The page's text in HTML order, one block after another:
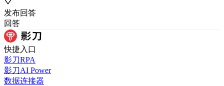
发布回答
回答
快捷入口
影刀RPA
影刀AI Power
数据连接器